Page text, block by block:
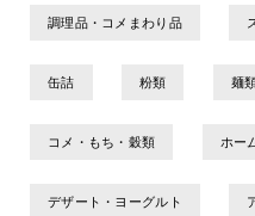
調理品・コメまわり品
缶詰 粉類 麺
コメ・もち・穀類 ホー
デザート・ヨーグルト